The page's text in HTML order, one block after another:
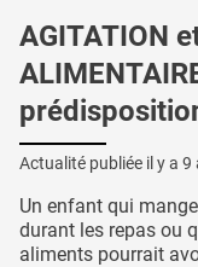
AGITATION
Actualité publiée il y a 9
Un enfant qui
durant les repas ou
aliments pourrait